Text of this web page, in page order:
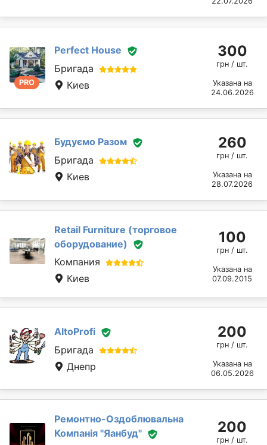
PRO
Perfect House
Бригада
Киев
300
грн / шт.
Указана на
24.06.2026
Будуємо Разом
Бригада
Киев
260
грн / шт.
Указана на
28.07.2026
Retail Furniture (торговое
оборудование)
Компания
Киев
100
грн / шт.
Указана на
07.09.2015
AltoProfi
Бригада
Днепр
200
грн / шт.
Указана на
06.05.2026
Ремонтно-Оздоблювальна
Компанія "Яанбуд"
200
грн / шт.